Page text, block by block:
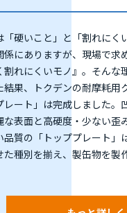
「硬いこと」と「割れにく
係にありますが、現場で求
割れにくいモノ』。そんな
結果、トクデンの耐摩耗用
レート」は完成しました。
な表面と高硬度・少ない歪
品質の「トッププレート」
た種別を揃え、製缶物を製